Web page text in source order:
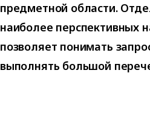
предметной области.
наиболее перспективных
позволяет понимать
выполнять большой